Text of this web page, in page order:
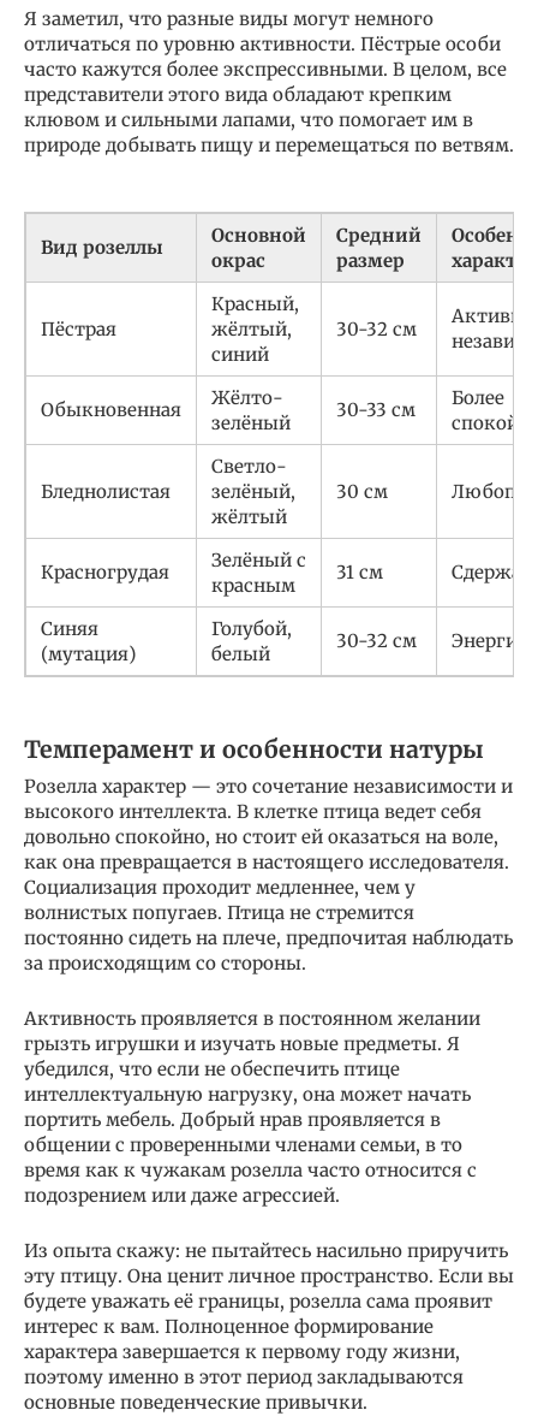
Я заметил, что разные виды могут немного
отличаться по уровню активности. Пёстрые особи
часто кажутся более экспрессивными. В целом, все
представители этого вида обладают крепким
клювом и сильными лапами, что помогает им в
природе добывать пищу и перемещаться по ветвям.
Вид розеллы
Основной
окрас
Средний
размер
Пёстрая
Красный,
жёлтый,
синий
30-32 см
Обыкновенная
Жёлто-
зелёный
30-33 см
Более
Бледнолистая
Светло-
зелёный,
жёлтый
30 см
Красногрудая
Зелёный с
красным
31 см
Синяя
(мутация)
Голубой,
белый
30-32 см
Темперамент и особенности натуры
Розелла характер — это сочетание независимости и
высокого интеллекта. В клетке птица ведет себя
довольно спокойно, но стоит ей оказаться на воле,
как она превращается в настоящего исследователя.
Социализация проходит медленнее, чем у
волнистых попугаев. Птица не стремится
постоянно сидеть на плече, предпочитая наблюдать
за происходящим со стороны.
Активность проявляется в постоянном желании
грызть игрушки и изучать новые предметы. Я
убедился, что если не обеспечить птице
интеллектуальную нагрузку, она может начать
портить мебель. Добрый нрав проявляется в
общении с проверенными членами семьи, в то
время как к чужакам розелла часто относится с
подозрением или даже агрессией.
Из опыта скажу: не пытайтесь насильно приручить
эту птицу. Она ценит личное пространство. Если вы
будете уважать её границы, розелла сама проявит
интерес к вам. Полноценное формирование
характера завершается к первому году жизни,
поэтому именно в этот период закладываются
основные поведенческие привычки.